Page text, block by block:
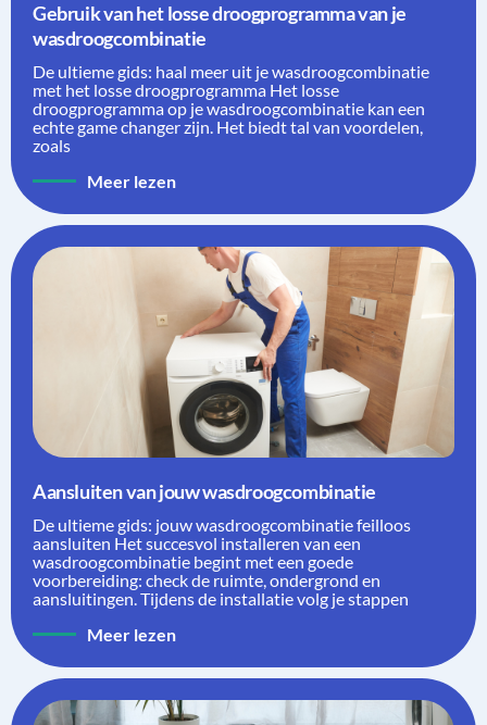
Gebruik van het losse droogprogramma van je
wasdroogcombinatie
De ultieme gids: haal meer uit je wasdroogcombinatie
met het losse droogprogramma Het losse
droogprogramma op je wasdroogcombinatie kan een
echte game changer zijn. Het biedt tal van voordelen,
zoals
Meer lezen
Aansluiten van jouw wasdroogcombinatie
De ultieme gids: jouw wasdroogcombinatie feilloos
aansluiten Het succesvol installeren van een
wasdroogcombinatie begint met een goede
voorbereiding: check de ruimte, ondergrond en
aansluitingen. Tijdens de installatie volg je stappen
Meer lezen